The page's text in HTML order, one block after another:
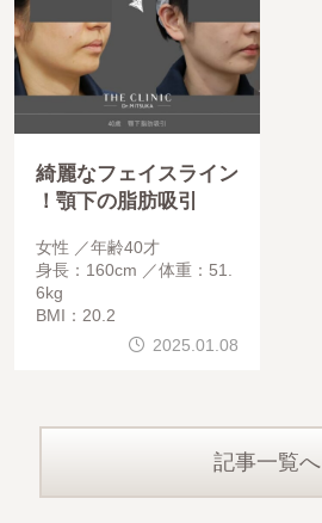
綺麗なフェイスライン
！顎下の脂肪吸引
女性
年齢40才
身長：160cm
体重：51.
6kg
BMI：20.2
2025.01.08
記事一覧へ